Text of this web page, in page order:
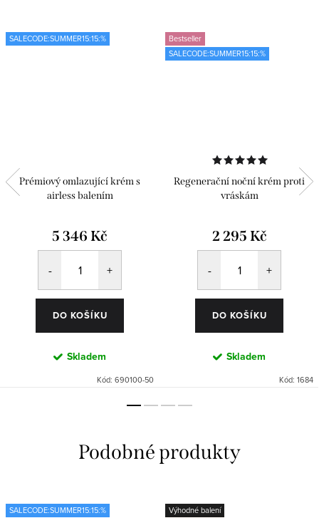
SALECODE:SUMMER15:15:%
Prémiový omlazující krém s
airless balením
5 346 Kč
DO KOŠÍKU
Skladem
Kód: 690100-50
Bestseller
SALECODE:SUMMER15:15:%
Regenerační noční krém proti
vráskám
2 295 Kč
DO KOŠÍKU
Skladem
Kód: 1684
SALECODE:SUMMER15:15:%
Výhodné balení